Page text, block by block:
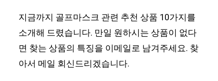
지금까지 골프마스크 관련 추천 상품 10가지를
소개해 드렸습니다. 만일 원하시는 상품이 없다
면 찾는 상품의 특징을 이메일로 남겨주세요. 찾
아서 메일 회신드리겠습니다.